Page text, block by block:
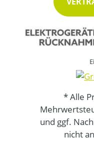
* Alle
und ggf.
nicht